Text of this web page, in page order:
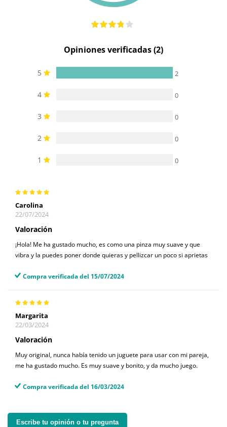
Opiniones verificadas (2)
5 2
4 0
3 0
2 0
1 0
Carolina
22/07/2024
Valoración
¡Hola! Me ha gustado mucho, es como una pinza muy suave y que
vibra y la puedes poner donde quieras y pellizcar un poco si aprietas
Compra verificada del 15/07/2024
Margarita
22/03/2024
Valoración
Muy original, nunca había tenido un juguete para usar con mi pareja,
me ha gustado mucho. Es muy suave y bonito, y da mucho juego.
Compra verificada del 16/03/2024
Escribe tu opinión o tu pregunta